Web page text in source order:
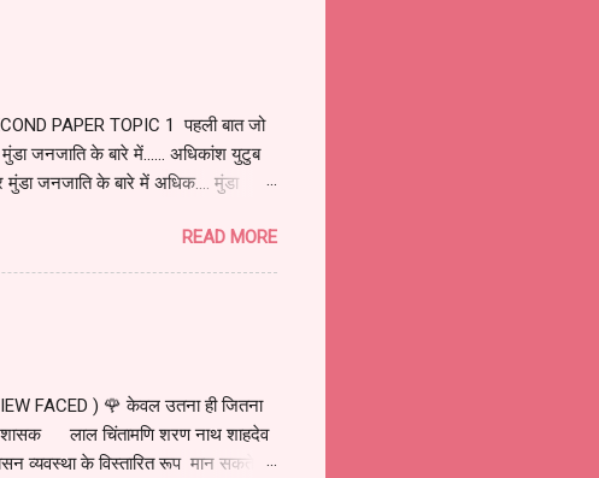
PAPER TOPIC 1 पहली बात जो
जनजाति के बारे में...... अधिकांश युटुब
जनजाति के बारे में अधिक.... मुंडा
जंगली था. मुंडाओं को बसने के लिए
जितनी जल्दी हो सके, संपन्न करना.
क्षेत्र खूंटकट्टी कहलाए. क्योंकि मुंडा
READ MORE
FACED ) 🌹 केवल उतना ही जितना
लाल चिंतामणि शरण नाथ शाहदेव
के विस्तारित रूप मान सकते हैं.